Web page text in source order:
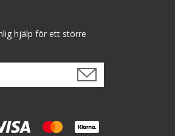
hjälp för ett större